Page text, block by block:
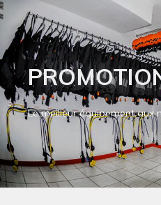
Le meilleur équipement aux